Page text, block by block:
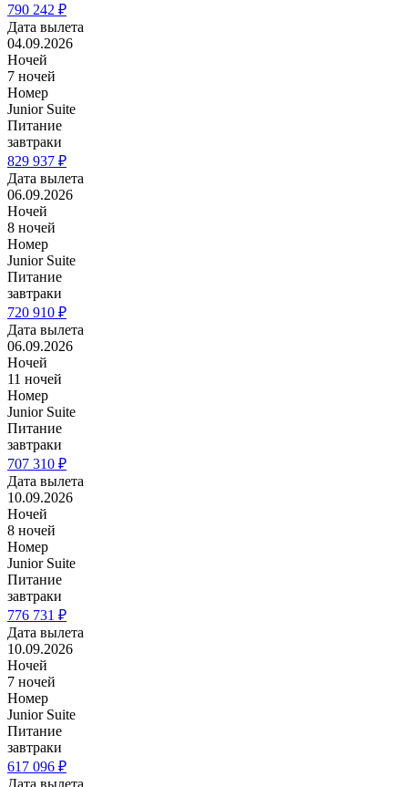
790 242 ₽
Дата вылета
04.09.2026
Ночей
7 ночей
Номер
Junior Suite
Питание
завтраки
829 937 ₽
Дата вылета
06.09.2026
Ночей
8 ночей
Номер
Junior Suite
Питание
завтраки
720 910 ₽
Дата вылета
06.09.2026
Ночей
11 ночей
Номер
Junior Suite
Питание
завтраки
707 310 ₽
Дата вылета
10.09.2026
Ночей
8 ночей
Номер
Junior Suite
Питание
завтраки
776 731 ₽
Дата вылета
10.09.2026
Ночей
7 ночей
Номер
Junior Suite
Питание
завтраки
617 096 ₽
Дата вылета